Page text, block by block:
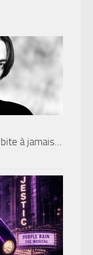
à jamais…